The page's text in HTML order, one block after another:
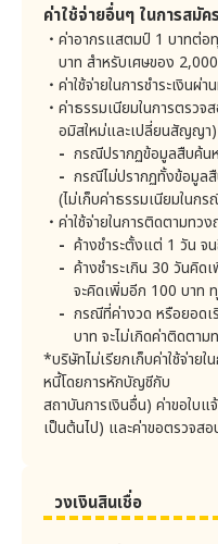
ค่าใช้จ่ายที่จ่าย
3.1
ชำระที่เคาน์เตอร์
ธนาคาร
ชำระที่เคาน์เตอร์
ชำระที่ทำการไปร
และเคาน์เตอ
สัญลักษณ์ PAY AT
ชำระโดยหักบัญชี
ชำระผ่านเครื่อง
ชำระผ่านระบบโท
อัตโนมัติ
ลูกค้าสำหรับเวลา
4. วัตถุประสงค์ในการเ
บุคคล
บริษัทมีวัตถุประสงค์ในกา
ส่วนบุคคล ดังต่อไปนี้
1) การรับสมัครสินเชื่
เชื่อส่วนบุคคลสำหรับ
2) การบริหารบัญชีสิ
3) การพัฒนาการให้บ
4) กิจกรรมส่งเสริมก
5) การวิเคราะห์ข้อมูล
6) การพัฒนาผลิตภั
7) การดำเนินการตา
โดยบริษัทจะเก็บรวบรวม
จำเป็นต่อการดำเนินกา
ท่านได้ให้ความยินยอมไว้
บัญญัติคุ้มครองข้อมูลส่
ที่เกี่ยวข้องอนุญาตไว้เท่า
5. การเปิดเผยข้อมูลส่ว
1) การดำเนินการตา
ค่าใช้จ่ายอื่นๆ ในการสมัค
ค่าอากรแสตมป์ 1 บาทต่อ
บาท สำหรับเศษของ
ค่าใช้จ่ายในการชำระเงิน
ค่าธรรมเนียมในการตรว
อมิสใหม่และเปลี่ยนสัญญา)
กรณีปรากฏข้อมูลสืบค้
กรณีไม่ปรากฏทั้งข้อมูล
(ไม่เก็บค่าธรรมเนียมในก
ค่าใช้จ่ายในการติดตามทว
ค้างชำระตั้งแต่ 1 วัน จ
ค้างชำระเกิน 30 วันคิ
จะคิดเพิ่มอีก 100 บาท
กรณีที่ค่างวด หรือยอดเ
บาท จะไม่เกิดค่าติดตาม
*บริษัทไม่เรียกเก็บค่าใช้จ่าย
หนี้โดยการหักบัญชีกับ
สถาบันการเงินอื่น) ค่าขอใบ
เป็นต้นไป) และค่าขอตรวจสอ
วงเงินสินเชื่อ